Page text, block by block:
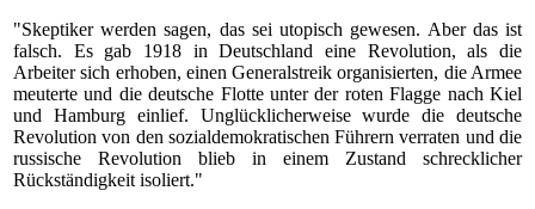
"Skeptiker werden sagen, das sei utopisch gewesen. Aber das ist
falsch. Es gab 1918 in Deutschland eine Revolution, als die
Arbeiter sich erhoben, einen Generalstreik organisierten, die Armee
meuterte und die deutsche Flotte unter der roten Flagge nach Kiel
und Hamburg einlief. Unglücklicherweise wurde die deutsche
Revolution von den sozialdemokratischen Führern verraten und die
russische Revolution blieb in einem Zustand schrecklicher
Rückständigkeit isoliert."